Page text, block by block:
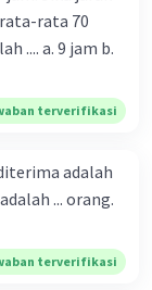
rata 70
b.
terverifikasi
adalah
... orang.
terverifikasi